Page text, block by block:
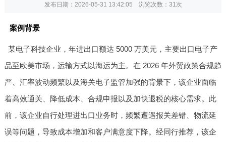
发布日期：2026-05-31 13:42:05 浏览次数： 31次
案例背景
某电子科技企业，年进出口额达 5000 万美元，主要出口电子产
品至欧美市场，运输方式以海运为主。在 2026 年外贸政策合规趋
严、汇率波动频繁以及海关电子监管加强的背景下，该企业面临
着高效通关、降低成本、合规申报以及加快退税的核心需求。此
前，该企业自行处理进出口业务时，频繁遭遇报关差错、物流延
误等问题，导致成本增加和客户满意度下降。经同行推荐，该企